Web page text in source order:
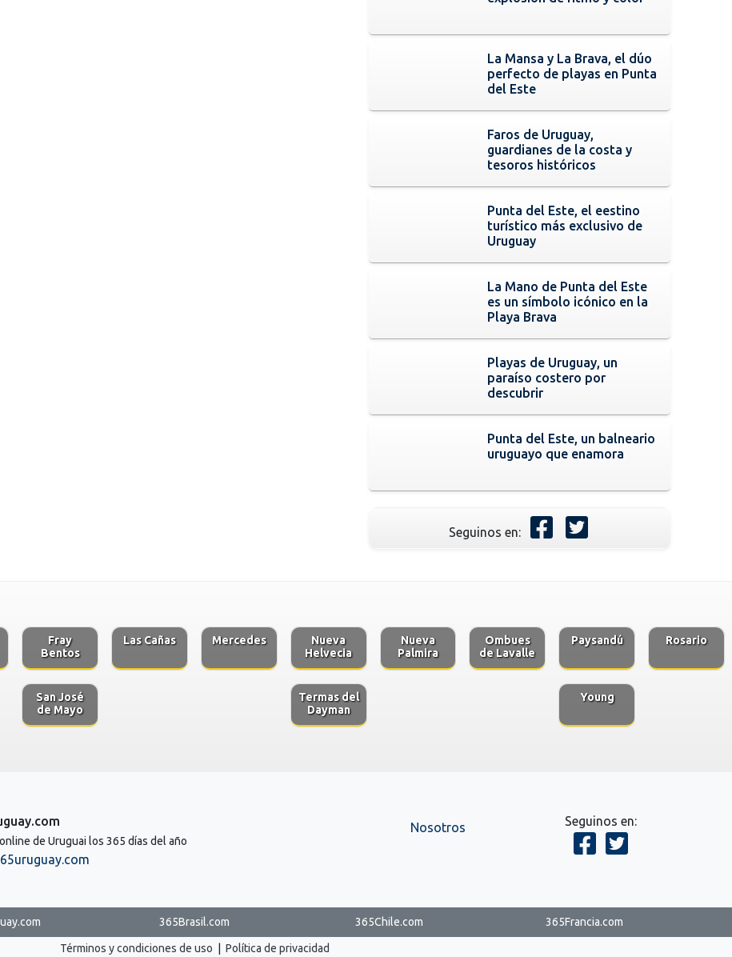
La Mansa y La Brava, el dúo
perfecto de playas en Punta
del Este
Faros de Uruguay,
guardianes de la costa y
tesoros históricos
Punta del Este, el eestino
turístico más exclusivo de
Uruguay
La Mano de Punta del Este
es un símbolo icónico en la
Playa Brava
Playas de Uruguay, un
paraíso costero por
descubrir
Punta del Este, un balneario
uruguayo que enamora
Seguinos en:
Fray
Bentos
Las Cañas Mercedes
Nueva
Helvecia
Nueva
Palmira
Ombues
de Lavalle
Paysandú Rosario
San José
de Mayo
Termas del
Dayman
Young
de Uruguai los 365 días del año
Nosotros Seguinos en:
365Brasil.com 365Chile.com 365Francia.com
Términos y condiciones de uso Política de privacidad